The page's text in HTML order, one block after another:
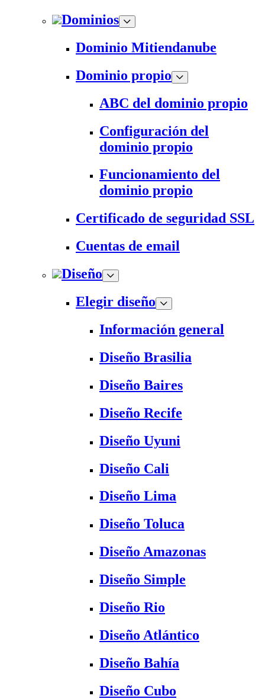
Dominios
Dominio Mitiendanube
Dominio propio
ABC del dominio propio
Configuración del
dominio propio
Funcionamiento del
dominio propio
Certificado de seguridad SSL
Cuentas de email
Diseño
Elegir diseño
Información general
Diseño Brasilia
Diseño Baires
Diseño Recife
Diseño Uyuni
Diseño Cali
Diseño Lima
Diseño Toluca
Diseño Amazonas
Diseño Simple
Diseño Rio
Diseño Atlántico
Diseño Bahía
Diseño Cubo